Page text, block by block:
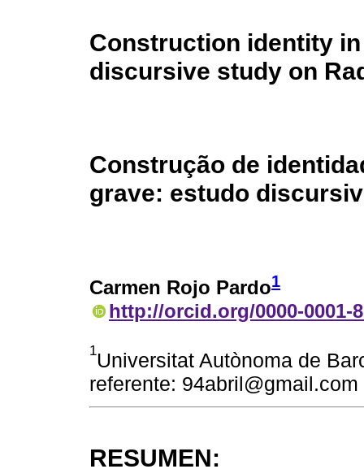
Construction identity
discursive study on
Construção de
grave: estudo
Carmen Rojo Pardo1
http://orcid.org/0000-0001-
1Universitat Autònoma de
referente: 94abril@gmail.com
RESUMEN: